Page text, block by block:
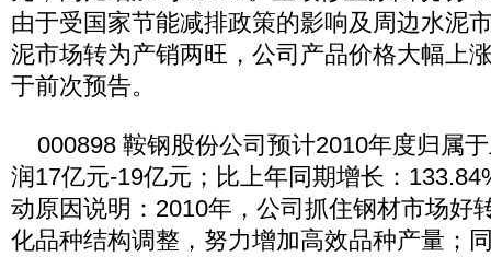
由于受国家节能减排政策的影响及周边水泥
泥市场转为产销两旺，公司产品价格大幅上
于前次预告。
000898 鞍钢股份公司预计2010年度归属
润17亿元-19亿元；比上年同期增长：
动原因说明：2010年，公司抓住钢材市场好
化品种结构调整，努力增加高效品种产量；